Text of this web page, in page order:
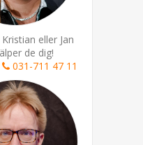
eller Jan
de dig!
031-711 47 11